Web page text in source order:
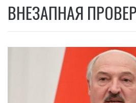
ВНЕЗАПНАЯ